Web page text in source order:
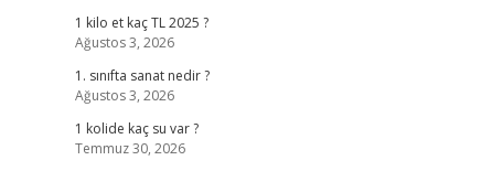
1 kilo et kaç TL 2025 ?
Ağustos 3, 2026
1. sınıfta sanat nedir ?
Ağustos 3, 2026
1 kolide kaç su var ?
Temmuz 30, 2026